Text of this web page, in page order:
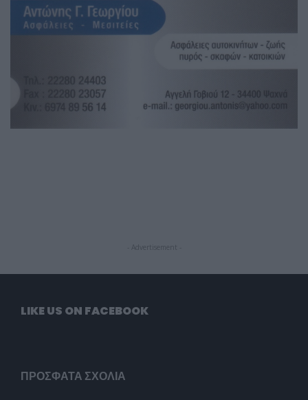
- Advertisement -
LIKE US ON FACEBOOK
ΠΡΌΣΦΑΤΑ ΣΧΌΛΙΑ